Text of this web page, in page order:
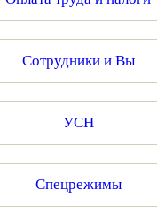
Сотрудники и Вы
УСН
Спецрежимы